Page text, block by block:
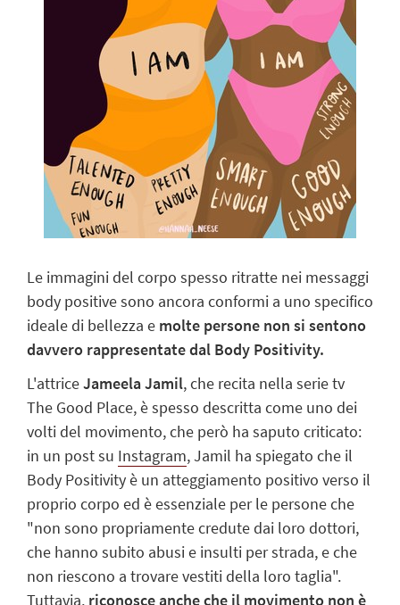
Le immagini del corpo spesso ritratte nei messaggi
body positive sono ancora conformi a uno specifico
ideale di bellezza e molte persone non si sentono
davvero rappresentate dal Body Positivity.
L'attriceJameela Jamil, che recita nella serie tv
The Good Place, è spesso descritta come uno dei
volti del movimento, che però ha saputo criticato:
in un post su Instagram, Jamil ha spiegato che il
Body Positivity è un atteggiamento positivo verso il
proprio corpo ed è essenziale per le persone che
"non sono propriamente credute dai loro dottori,
che hanno subito abusi e insulti per strada, e che
non riescono a trovare vestiti della loro taglia".
Tuttavia, riconosce anche che il movimento non è